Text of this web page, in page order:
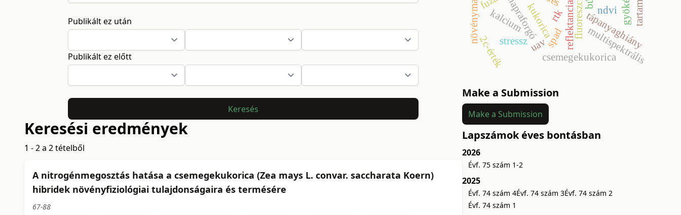
Publikált ez után
Publikált ez előtt
Keresés
Keresési eredmények
1 - 2 a 2 tételből
A nitrogénmegosztás hatása a csemegekukorica (Zea mays L. convar. saccharata Koern)
hibridek növényfiziológiai tulajdonságaira és termésére
67-88
kukorica
napraforgó reflektancia
stressz tápanyaghiány
csemegekukorica
kalcium ndvi
spad
uav multispektrális
rtk
2c-érték
Make a Submission
Make a Submission
Lapszámok éves bontásban
2026
Évf. 75 szám 1-2
2025
Évf. 74 szám 4Évf. 74 szám 3Évf. 74 szám 2
Évf. 74 szám 1